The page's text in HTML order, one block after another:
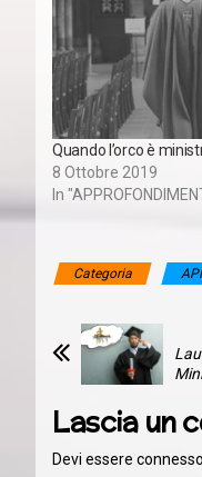
Quando l’orco è
8 Ottobre 2019
In
Categoria
Lascia un
Devi essere connesso